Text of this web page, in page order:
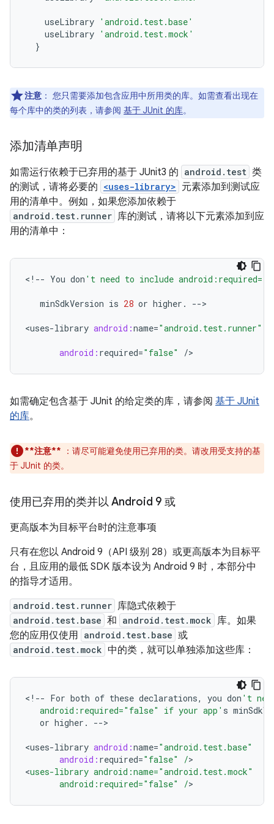
useLibrary 'android.test.base'
useLibrary 'android.test.mock'
}
注意 ： 您只需要添加包含应用中所用类的库。如需查看出现在
每个库中的类的列表，请参阅 基于 JUnit 的库。
添加清单声明
如需运行依赖于已弃用的基于 JUnit3 的 android.test 类
的测试，请将必要的 <uses-library> 元素添加到测试应
用的清单中。例如，如果您添加依赖于
android.test.runner 库的测试，请将以下元素添加到应
用的清单中：
< !-- You don 't need to include
minSdkVersion is 28 or higher . -->
<uses-library android:name="android.test.runner"
android: required="false" /
如需确定包含基于 JUnit 的给定类的库，请参阅 基于 JUnit
的库。
**注意** ：请尽可能避免使用已弃用的类。请改用受支持的基
于 JUnit 的类。
使用已弃用的类并以 Android 9 或
更高版本为目标平台时的注意事项
只有在您以 Android 9（API 级别 28）或更高版本为目标平
台，且应用的最低 SDK 版本设为 Android 9 时，本部分中
的指导才适用。
android.test.runner 库隐式依赖于
android.test.base 和 android.test.mock 库。如果
您的应用仅使用 android.test.base 或
android.test.mock 中的类，就可以单独添加这些库：
< !-- For both of these declarations, you don 't
   android:required="false" if your app'
s
or higher . -->
<uses-library android:name="android.test.base"
android: required="false" />
<uses-library android:name="android.test.mock"
       android:required="false" /